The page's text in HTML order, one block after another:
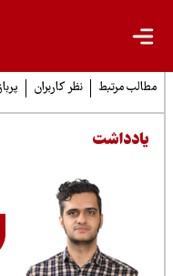
مرتبط نظر کاربران پربازدیدها